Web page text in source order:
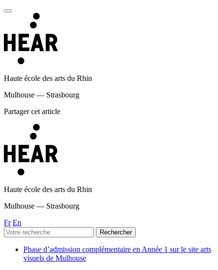
Haute école des arts du Rhin
Mulhouse — Strasbourg
Partager cet article
Haute école des arts du Rhin
Mulhouse — Strasbourg
Fr En
Phase d’admission complémentaire en Année 1 sur le site arts
visuels de Mulhouse